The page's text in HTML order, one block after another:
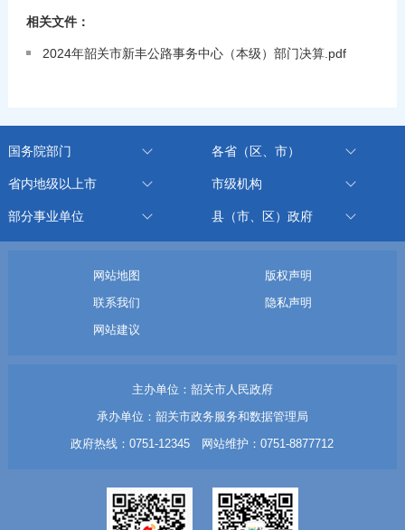
相关文件：
2024年韶关市新丰公路事务中心（本级）部门决算.pdf
国务院部门 各省（区、市）
省内地级以上市 市级机构
部分事业单位 县（市、区）政府
网站地图
版权声明
联系我们
隐私声明
网站建议
主办单位：韶关市人民政府
承办单位：韶关市政务服务和数据管理局
政府热线：0751-12345 网站维护：0751-8877712